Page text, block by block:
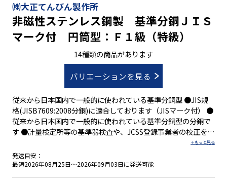
㈱大正てんびん製作所
非磁性ステンレス鋼製 基準分銅ＪＩＳ
マーク付 円筒型：Ｆ１級（特級）
14種類の商品があります
バリエーションを見る
従来から日本国内で一般的に使われている基準分銅型 ●JIS規
格(JISB7609:2008分銅)に適合しております（JISマーク付） ●
従来から日本国内で一般的に使われている基準分銅型の分銅で
す ●計量検定所等の基準器検査や、JCSS登録事業者の校正を受
けることによって、基準分銅やJCSS標準分銅にできます。 ●専
用樹脂製収納ケースが付属しております
発送目安：
最短2026年08月25日～2026年09月03日に発送可能